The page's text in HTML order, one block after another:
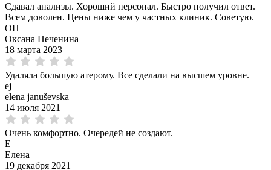
Сдавал анализы. Хороший персонал. Быстро получил ответ.
Всем доволен. Цены ниже чем у частных клиник. Советую.
ОП
Оксана Печенина
18 марта 2023
Удаляла большую атерому. Все сделали на высшем уровне.
ej
elena januševska
14 июля 2021
Очень комфортно. Очередей не создают.
Е
Елена
19 декабря 2021